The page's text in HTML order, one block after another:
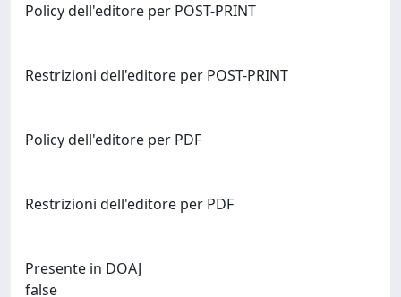
Policy dell'editore per POST-PRINT
Restrizioni dell'editore per POST-PRINT
Policy dell'editore per PDF
Restrizioni dell'editore per PDF
Presente in DOAJ